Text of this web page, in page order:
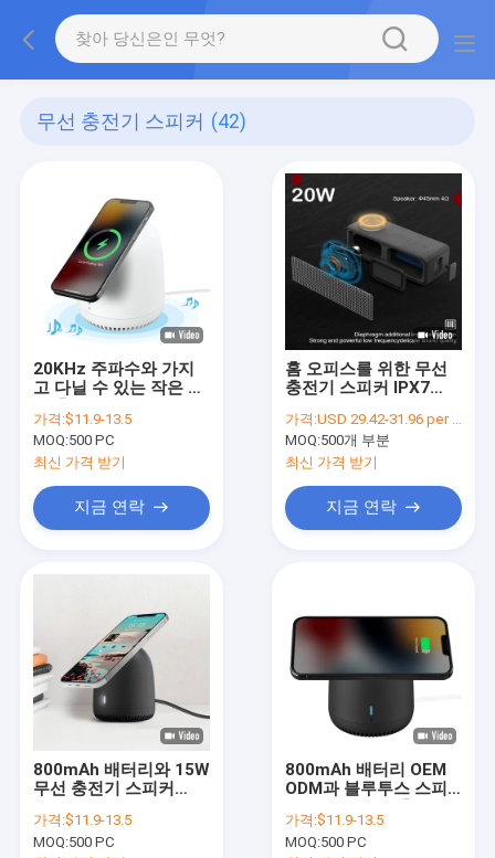
무선 충전기 스피커 (42)
20KHz 주파수와 가지
고 다닐 수 있는 작은 무
가격:$11.9-13.5
MOQ:500 PC
최신 가격 받기
지금 연락
홈 오피스를 위한 무선
충전기 스피커 IPX7
Bluetooth V5
가격:USD 29.42-31.96 per piece
MOQ:500개 부분
최신 가격 받기
지금 연락
800mAh 배터리와 15W
무선 충전기 스피커
가격:$11.9-13.5
MOQ:500 PC
800mAh 배터리 OEM
ODM과 블루투스 스피
가격:$11.9-13.5
MOQ:500 PC